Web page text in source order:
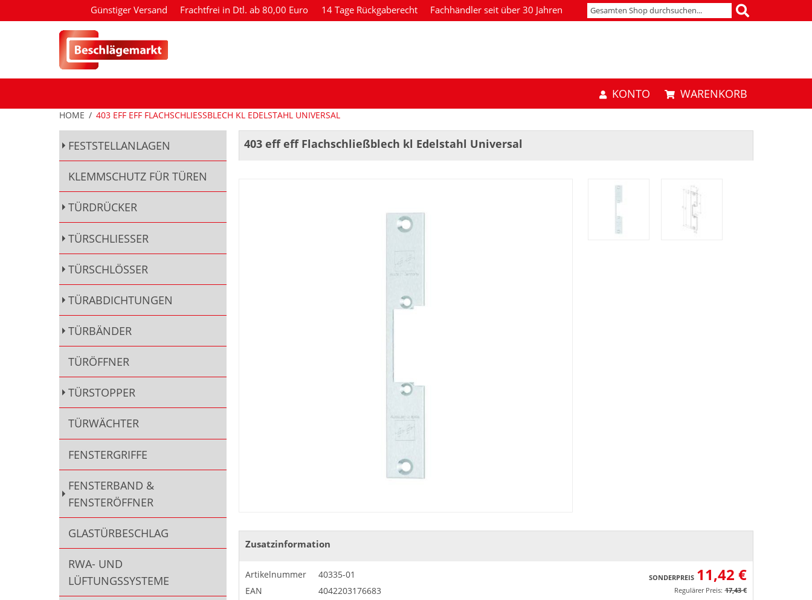
Günstiger Versand Frachtfrei in Dtl. ab 80,00 Euro 14 Tage Rückgaberecht Fachhändler seit über 30 Jahren
KONTO WARENKORB
HOME / 403 EFF EFF FLACHSCHLIESSBLECH KL EDELSTAHL UNIVERSAL
403 eff eff Flachschließblech kl Edelstahl Universal
Zusatzinformation
Artikelnummer
40335-01
EAN
4042203176683
SONDERPREIS 11,42 €
Regulärer Preis: 17,43 €
FESTSTELLANLAGEN
KLEMMSCHUTZ FÜR TÜREN
TÜRDRÜCKER
TÜRSCHLIESSER
TÜRSCHLÖSSER
TÜRABDICHTUNGEN
TÜRBÄNDER
TÜRÖFFNER
TÜRSTOPPER
TÜRWÄCHTER
FENSTERGRIFFE
FENSTERBAND &
FENSTERÖFFNER
GLASTÜRBESCHLAG
RWA- UND
LÜFTUNGSSYSTEME